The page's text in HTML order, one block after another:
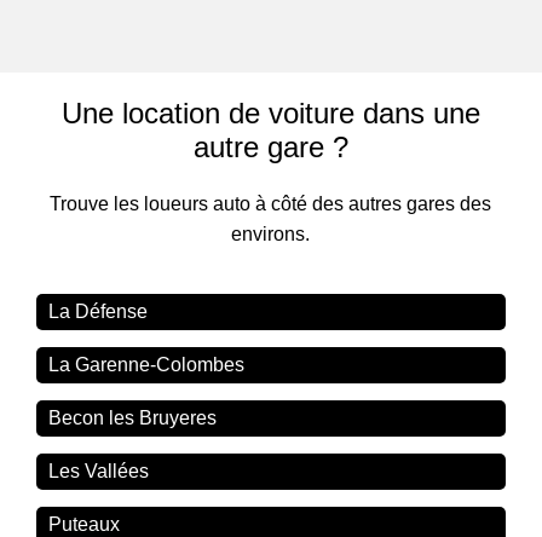
Une location de voiture dans une
autre gare ?
Trouve les loueurs auto à côté des autres gares des
environs.
La Défense
La Garenne-Colombes
Becon les Bruyeres
Les Vallées
Puteaux